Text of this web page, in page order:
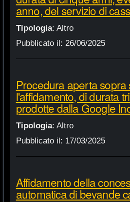
anno, del servizio di
Tipologia: Altro
Pubblicato il: 26/06/2025
Procedura aperta
l'affidamento, di durata
prodotte dalla Google
Tipologia: Altro
Pubblicato il: 17/03/2025
Affidamento della
automatica di bevande